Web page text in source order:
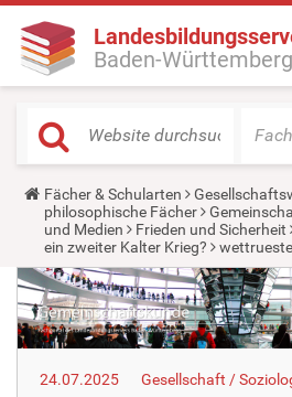
Baden-Württemberg
Y
o
u
a
r
e
h
e
r
e
Fächer & Schularten
philosophische Fächer
und Medien
Frieden und Sicherheit
ein zweiter Kalter Krieg?
24.07.2025
Gesellschaft /